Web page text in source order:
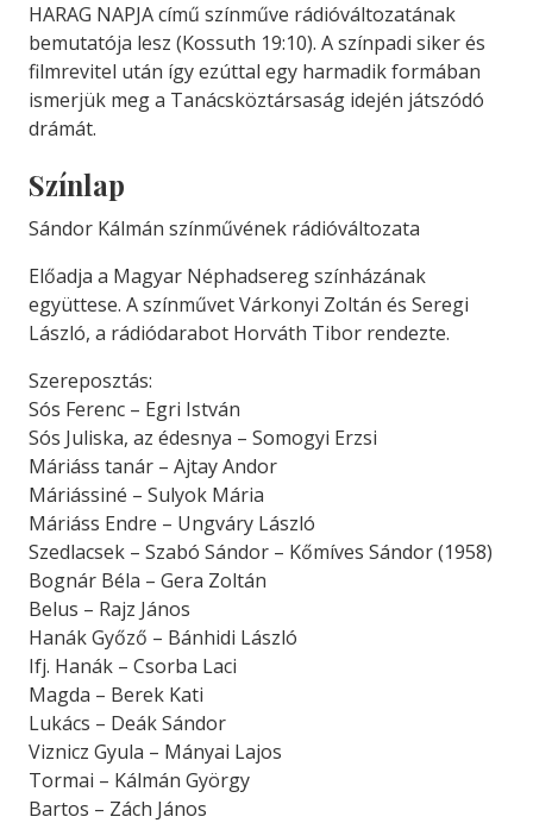
HARAG NAPJA című színműve rádióváltozatának
bemutatója lesz (Kossuth 19:10). A színpadi siker és
filmrevitel után így ezúttal egy harmadik formában
ismerjük meg a Tanácsköztársaság idején játszódó
drámát.
Színlap
Sándor Kálmán színművének rádióváltozata
Előadja a Magyar Néphadsereg színházának
együttese. A színművet Várkonyi Zoltán és Seregi
László, a rádiódarabot Horváth Tibor rendezte.
Szereposztás:
Sós Ferenc – Egri István
Sós Juliska, az édesnya – Somogyi Erzsi
Máriáss tanár – Ajtay Andor
Máriássiné – Sulyok Mária
Máriáss Endre – Ungváry László
Szedlacsek – Szabó Sándor – Kőmíves Sándor (1958)
Bognár Béla – Gera Zoltán
Belus – Rajz János
Hanák Győző – Bánhidi László
Ifj. Hanák – Csorba Laci
Magda – Berek Kati
Lukács – Deák Sándor
Viznicz Gyula – Mányai Lajos
Tormai – Kálmán György
Bartos – Zách János